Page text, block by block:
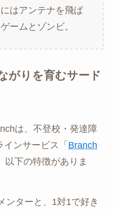
はアンテナを飛ば
ームとゾンビ。
がりを育むサード
は、不登校・発達障
ンサービス「 Branch
以下の特徴がありま
ンターと、1対1で好き